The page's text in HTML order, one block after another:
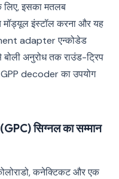
लिए, इसका मतलब
मॉड्यूल इंस्टॉल करना और यह
adapter एन्कोडेड
अनुरोध तक राउंड-ट्रिप
decoder का उपयोग
सिग्नल का सम्मान
कनेक्टिकट और एक